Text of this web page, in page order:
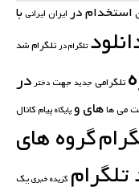
درایرانایرانیبا
تلگرام در تلگرام شد
تلگرامیجدیدجهتدختردر
میها هایو پایگاهپیامکانال
گروه های
گزیده خبرییک